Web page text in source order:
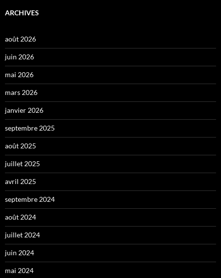
ARCHIVES
août 2026
juin 2026
mai 2026
mars 2026
janvier 2026
septembre 2025
août 2025
juillet 2025
avril 2025
septembre 2024
août 2024
juillet 2024
juin 2024
mai 2024